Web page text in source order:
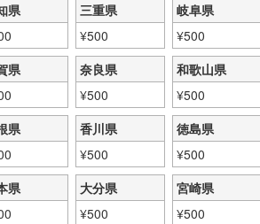
県
三重県
¥500
岐阜県
¥500
県
奈良県
¥500
和歌山県
¥500
県
香川県
¥500
徳島県
¥500
県
大分県
¥500
宮崎県
¥500